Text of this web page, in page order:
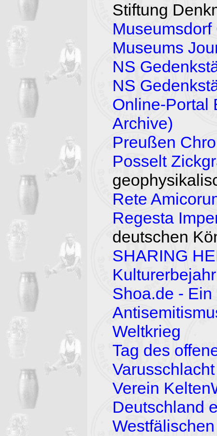
Stiftung
Museums
NS
NS
Online-Portal
Archive)
Preußen
Posselt
Rete
Regesta
deutschen
SHARING
Shoa.de -
Weltkrieg
Tag des
Verein
Deutschland